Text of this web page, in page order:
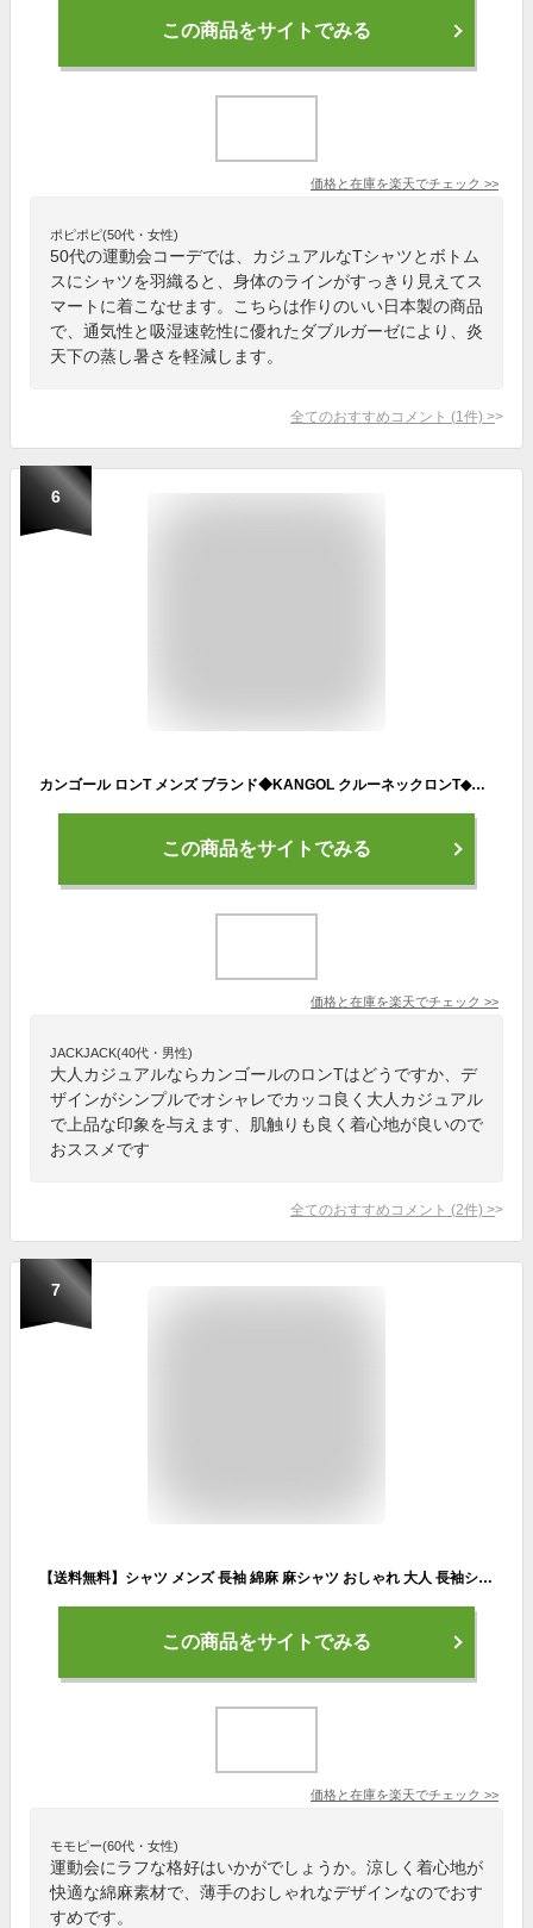
この商品をサイトでみる
価格と在庫を楽天でチェック >>
ポピポピ(50代・女性)
50代の運動会コーデでは、カジュアルなTシャツとボトム
スにシャツを羽織ると、身体のラインがすっきり見えてス
マートに着こなせます。こちらは作りのいい日本製の商品
で、通気性と吸湿速乾性に優れたダブルガーゼにより、炎
天下の蒸し暑さを軽減します。
全てのおすすめコメント (1 件) >
6
カンゴール ロンT メンズ ブランド◆KANGOL クルーネックロンT◆長袖Tシャツ クルーネック ロングtシャツ 春服 秋服 無地 カットソー 長袖 おしゃれ ワンポイント ティーシャツ サーフ系 ペアルック 白 黒
この商品をサイトでみる
価格と在庫を楽天でチェック >>
JACKJACK(40代・男性)
大人カジュアルならカンゴールのロンTはどうですか、デ
ザインがシンプルでオシャレでカッコ良く大人カジュアル
で上品な印象を与えます、肌触りも良く着心地が良いので
おススメです
全てのおすすめコメント (2件) >
7
【送料無料】シャツ メンズ 長袖 綿麻 麻シャツ おしゃれ 大人 長袖シャツ トップス カジュアルシャツ ブランド 薄手 無地 ストライプ柄 白 黒 ホリゾンタルカラー リネン 白シャツ 服 父の日 春 夏 CavariA 20代 30代 40代 ファッション【郵】【あす楽対応】↑
この商品をサイトでみる
価格と在庫を楽天でチェック >>
モモピー(60代・女性)
運動会にラフな格好はいかがでしょうか。涼しく着心地が
快適な綿麻素材で、薄手のおしゃれなデザインなのでおす
すめです。